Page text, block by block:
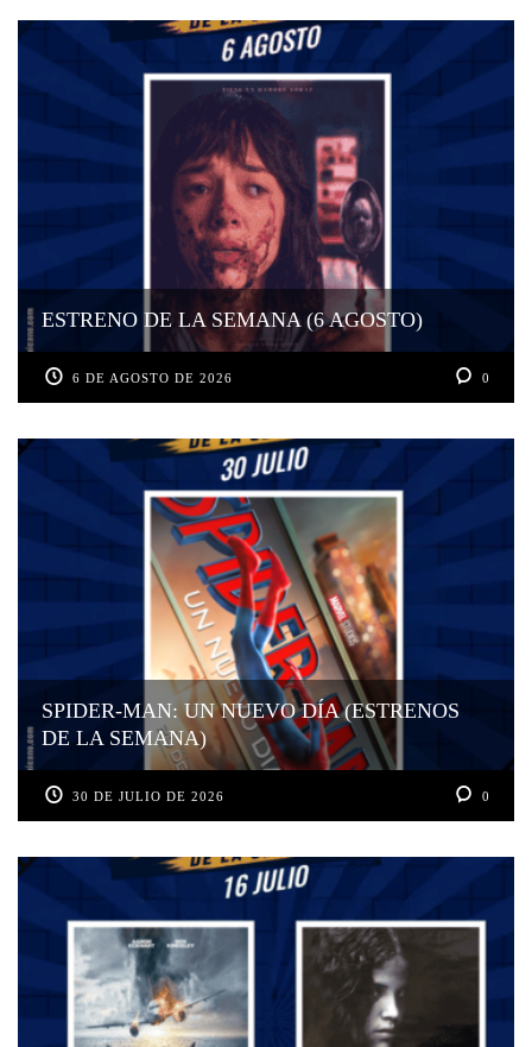
ESTRENO DE LA SEMANA (6 AGOSTO)
6 DE AGOSTO DE 2026 0
SPIDER-MAN: UN NUEVO DÍA (ESTRENOS
DE LA SEMANA)
30 DE JULIO DE 2026 0